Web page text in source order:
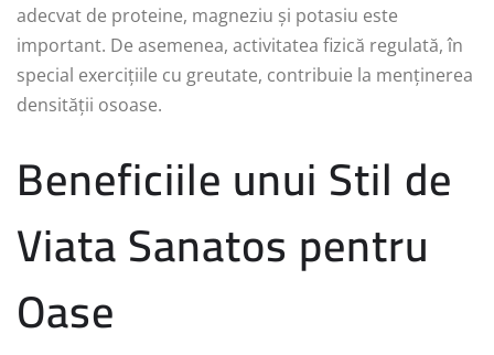
adecvat de proteine, magneziu și potasiu este
important. De asemenea, activitatea fizică regulată, în
special exercițiile cu greutate, contribuie la menținerea
densității osoase.
Beneficiile unui Stil de
Viata Sanatos pentru
Oase